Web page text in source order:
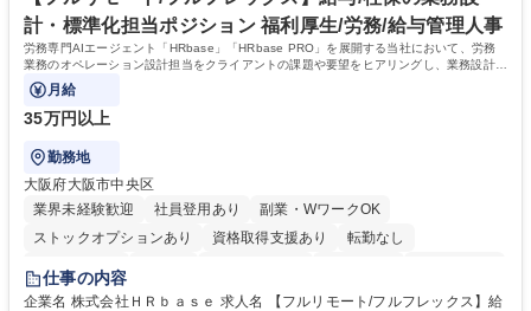
に向け全力でサポートを行いますのでご安心ください。 学歴・資格 学
歴：大学院 大学 高専 短大 専修学校 高校 語学力： 資格：
計・標準化担当ポジション 福利厚生/労務/給与管理人事
労務専門AIエージェント「HRbase」「HRbase PRO」を展開する当社において、労務
業務のオペレーション設計担当をクライアントの課題や要望をヒアリングし、業務設計や
システム設定へと落とし込むポジションです。
月給
35万円以上
勤務地
大阪府大阪市中央区
業界未経験歓迎
社員登用あり
副業・WワークOK
ストックオプションあり
資格取得支援あり
転勤なし
時短勤務あり
服装自由
仕事の内容
企業名 株式会社ＨＲｂａｓｅ 求人名 【フルリモート/フルフレックス】給